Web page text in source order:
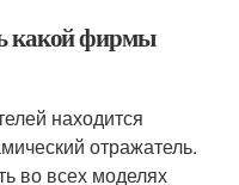
какой фирмы
находится
отражатель.
во всех моделях